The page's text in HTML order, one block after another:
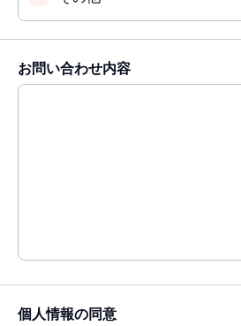
お問い合わせ内容
個人情報の同意